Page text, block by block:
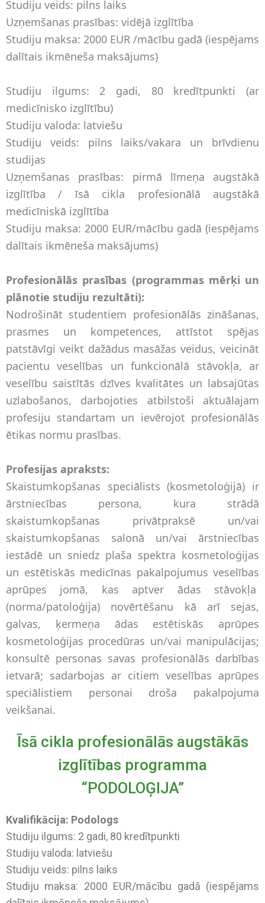
Studiju veids: pilns laiks
Uzņemšanas prasības: vidējā izglītība
Studiju maksa: 2000 EUR /mācību gadā (iespējams
dalītais ikmēneša maksājums)
Studiju ilgums: 2 gadi, 80 kredītpunkti (ar
medicīnisko izglītību)
Studiju valoda: latviešu
Studiju veids: pilns laiks/vakara un brīvdienu
studijas
Uzņemšanas prasības: pirmā līmeņa augstākā
izglītība / īsā cikla profesionālā augstākā
medicīniskā izglītība
Studiju maksa: 2000 EUR/mācību gadā (iespējams
dalītais ikmēneša maksājums)
Profesionālās prasības (programmas mērķi un
plānotie studiju rezultāti):
Nodrošināt studentiem profesionālās zināšanas,
prasmes un kompetences, attīstot spējas
patstāvīgi veikt dažādus masāžas veidus, veicināt
pacientu veselības un funkcionālā stāvokļa, ar
veselību saistītās dzīves kvalitātes un labsajūtas
uzlabošanos, darbojoties atbilstoši aktuālajam
profesiju standartam un ievērojot profesionālās
ētikas normu prasības.
Profesijas apraksts:
Skaistumkopšanas speciālists (kosmetoloģijā) ir
ārstniecības persona, kura strādā
skaistumkopšanas privātpraksē un/vai
skaistumkopšanas salonā un/vai ārstniecības
iestādē un sniedz plaša spektra kosmetoloģijas
un estētiskās medicīnas pakalpojumus veselības
aprūpes jomā, kas aptver ādas stāvokļa
(norma/patoloģija) novērtēšanu kā arī sejas,
galvas, ķermeņa ādas estētiskās aprūpes
kosmetoloģijas procedūras un/vai manipulācijas;
konsultē personas savas profesionālās darbības
ietvarā; sadarbojas ar citiem veselības aprūpes
speciālistiem personai droša pakalpojuma
veikšanai.
Īsā cikla profesionālās augstākās
izglītības programma
“PODOLOĢIJA”
Kvalifikācija: Podologs
Studiju ilgums: 2 gadi, 80 kredītpunkti
Studiju valoda: latviešu
Studiju veids: pilns laiks
Studiju maksa: 2000 EUR/mācību gadā (iespējams